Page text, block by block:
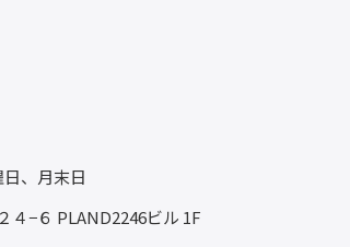
、月末日
４−６ PLAND2246ビル 1F